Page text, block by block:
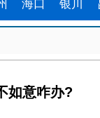
海口 银川
如意咋办?